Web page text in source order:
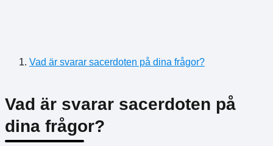
Vad är svarar sacerdoten på dina frågor?
Vad är svarar sacerdoten på
dina frågor?